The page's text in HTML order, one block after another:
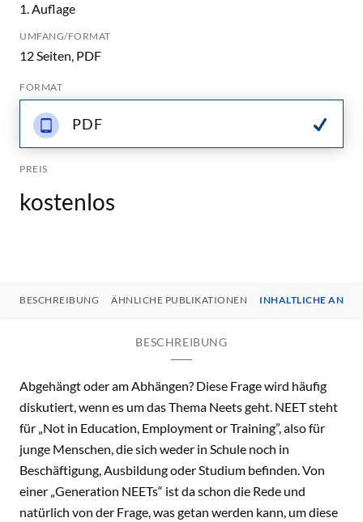
1. Auflage
UMFANG/FORMAT
12 Seiten, PDF
FORMAT
PDF
PREIS
kostenlos
BESCHREIBUNG ÄHNLICHE PUBLIKATIONEN INHALTLICHE
BESCHREIBUNG
Abgehängt oder am Abhängen? Diese Frage wird häufig
diskutiert, wenn es um das Thema Neets geht. NEET steht
für „Not in Education, Employment or Training”, also für
junge Menschen, die sich weder in Schule noch in
Beschäftigung, Ausbildung oder Studium befinden. Von
einer „Generation NEETs“ ist da schon die Rede und
natürlich von der Frage, was getan werden kann, um diese